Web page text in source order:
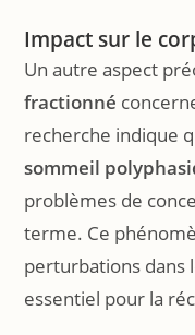
Impact sur le
Un autre aspect
fractionné
recherche indique
sommeil
problèmes de
terme. Ce
perturbations dans
essentiel pour la